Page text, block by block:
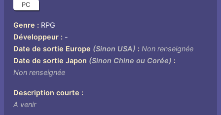
PC
Genre
RPG
Développeur
-
Date de sortie Europe (Sinon USA)
Non renseignée
Date de sortie Japon (Sinon Chine ou Corée)
Non renseignée
Description courte
A venir